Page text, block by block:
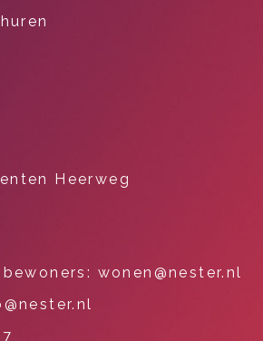
Heerweg
wonen@nester.nl